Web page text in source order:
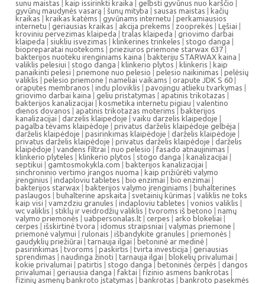
sunu maistas | kaip issirinkti kraika | gelbsti gyvūnus nuo karščio |
gyvūnų maudynės vasarą | šunų mityba | sausas maistas | kačių
kraikas | kraikas katėms | gyvūnams internetu | perkamiausios
internetu | geriausias kraikas | akcija prekems | zooprekės | Lęšiai |
kroviniu pervezimas klaipeda | tralas klaipeda | griovimo darbai
klaipeda | siukliu isvezimas | klinkerines trinkeles | stogo danga |
biopreparatai nuotekoms | prieziuros priemone starwax 637 |
bakterijos nuoteku irenginiams kaina | bakteriju STARWAX kaina |
valiklis pelesiui | stogo danga | klinkerio plytos | klinkeris | kaip
panaikinti pelesi | priemone nuo pelesio | pelesio naikinimas | pelėsių
valiklis | pelesio priemone | nameliai vaikams | orapute JDK S 60 |
oraputes membranos | indu ploviklis | pavojingu atlieku tvarkymas |
griovimo darbai kaina | geliu pristatymas | apatinis trikotazas |
bakterijos kanalizacijai | kosmetika internetu pigiau | valentino
dienos dovanos | apatinis trikotazas moterims | bakterijos
kanalizacijai | darzelis klaipedoje | vaiku darzelis klaipedoje |
pagalba tėvams klaipėdoje | privatus darželis klaipėdoje gelbėja |
darželis klaipėdoje | pasirinkimas klaipėdoje | darželis klaipėdoje |
privatus darželis klaipėdoje | privatus darželis klaipėdoje | darželis
klaipėdoje | vandens filtrai | nuo pelesio | fasado atnaujinimas |
klinkerio plyteles | klinkerio plytos | stogo danga | kanalizacijai |
septikui | gamtosmokykla.com | bakterijos kanalizacijai |
sinchroninio vertimo įrangos nuoma | kaip prižiūrėti valymo
įrenginius | indaploviu tabletes | bio enzimai | bio enzimai |
bakterijos starwax | bakterijos valymo įrenginiams | buhalterines
paslaugos | buhalterine apskaita | svetainių kūrimas | valiklis ne toks
kaip visi | vamzdziu granules | indaploviu tabletes | vonios valiklis |
wc valiklis | stiklų ir veidrodžių valiklis | tvoroms iš betono | namų
valymo priemonės | uabpersonalas.lt | cerpes | arko blokeliai |
cerpes | išskirtinė tvora | idomus straipsniai | valymas priemone |
priemonė valymui | rulonais | išbandykite granules | priemonės |
gaudyklių priežiūrai | tarnauja ilgai | betoninė ar medinė |
pasirinkimas | tvoroms | paskirtis | tvirta investicija | geriausias
sprendimas | naudinga žinoti | tarnauja ilgai | blokelių privalumai |
kokie privalumai | patirtis | stogo danga | betoninės čerpės | dangos
privalumai | geriausia danga | faktai | fizinio asmens bankrotas |
fizinių asmenų bankroto įstatymas | bankrotas | bankroto pasekmės